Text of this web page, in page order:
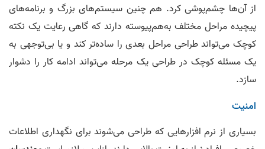
از آن‌ها چشم‌پوشی کرد. هم چنین سیستم‌های بزرگ و برنامه‌های
پیچیده مراحل مختلف به‌هم‌پیوسته دارند که گاهی رعایت یک نکته
کوچک می‌تواند طراحی مراحل بعدی را ساده‌تر کند و یا بی‌توجهی به
یک مسئله کوچک در طراحی یک مرحله می‌تواند ادامه کار را دشوار
سازد.
امنیت
بسیاری از نرم‌ افزارهایی که طراحی می‌شوند برای نگهداری اطلاعات